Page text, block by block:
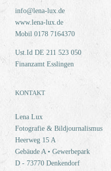
info@lena-lux.de
www.lena-lux.de
Mobil 0178 7164370
Ust.Id DE 211 523 050
Finanzamt Esslingen
KONTAKT
Lena Lux
Fotografie & Bildjournalismus
Heerweg 15 A
Gebäude A • Gewerbepark
D - 73770 Denkendorf